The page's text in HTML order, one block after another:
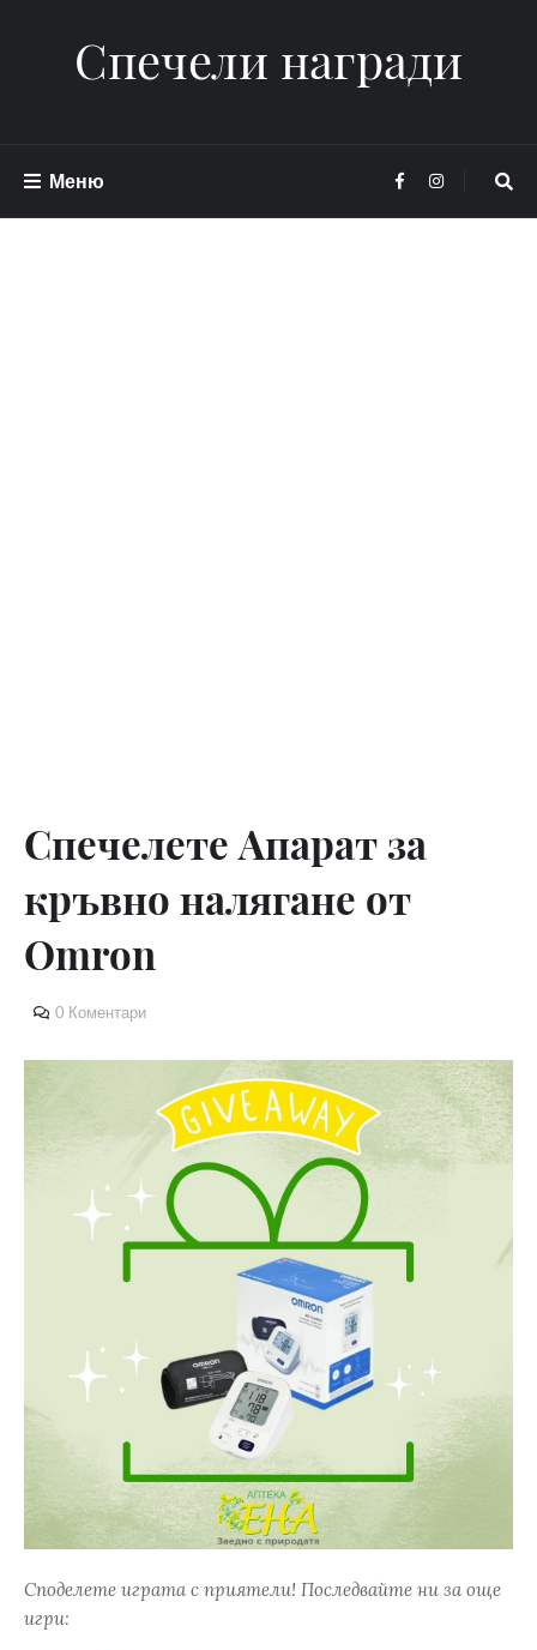
Спечели награди
Меню
Спечелете Апарат за
кръвно налягане от
Omron
0 Коментари
Споделете играта с приятели! Последвайте ни за още
игри: